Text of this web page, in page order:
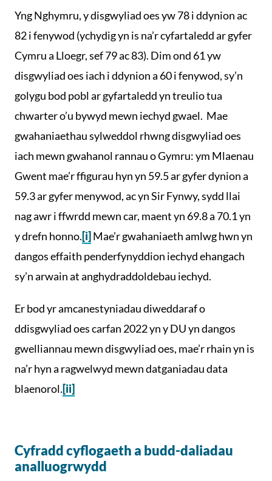
Yng Nghymru, y disgwyliad oes yw 78 i ddynion ac
82 i fenywod (ychydig yn is na’r cyfartaledd ar gyfer
Cymru a Lloegr, sef 79 ac 83). Dim ond 61 yw
disgwyliad oes iach i ddynion a 60 i fenywod, sy’n
golygu bod pobl ar gyfartaledd yn treulio tua
chwarter o’u bywyd mewn iechyd gwael. Mae
gwahaniaethau sylweddol rhwng disgwyliad oes
iach mewn gwahanol rannau o Gymru: ym Mlaenau
Gwent mae’r ffigurau hyn yn 59.5 ar gyfer dynion a
59.3 ar gyfer menywod, ac yn Sir Fynwy, sydd llai
nag awr i ffwrdd mewn car, maent yn 69.8 a 70.1 yn
y drefn honno.[i] Mae’r gwahaniaeth amlwg hwn yn
dangos effaith penderfynyddion iechyd ehangach
sy’n arwain at anghydraddoldebau iechyd.
Er bod yr amcanestyniadau diweddaraf o
ddisgwyliad oes carfan 2022 yn y DU yn dangos
gwelliannau mewn disgwyliad oes, mae’r rhain yn is
na’r hyn a ragwelwyd mewn datganiadau data
blaenorol.[ii]
Cyfradd cyflogaeth a budd-daliadau
analluogrwydd